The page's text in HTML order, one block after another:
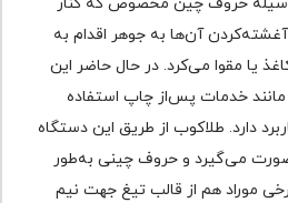
حروف چین مخصوص که کنار
آن‌ها به جوهر اقدام به
یا مقوا می‌کرد. در حال حاضر این
مانند خدمات پس‌از چاپ استفاده
دارد. طلاکوب از طریق این دستگاه
می‌گیرد و حروف چینی به‌طور
موراد هم از قالب تیغ جهت نیم